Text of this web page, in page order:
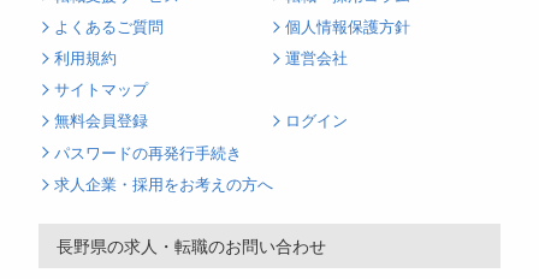
よくあるご質問
個人情報保護方針
利用規約
運営会社
サイトマップ
無料会員登録
ログイン
パスワードの再発行手続き
求人企業・採用をお考えの方へ
長野県の求人・転職のお問い合わせ